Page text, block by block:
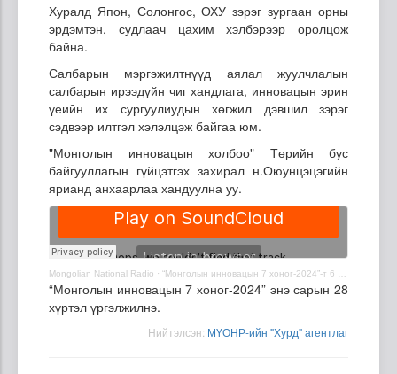
Хуралд Япон, Солонгос, ОХУ зэрэг зургаан орны
эрдэмтэн, судлаач цахим хэлбэрээр оролцож
байна.
Салбарын мэргэжилтнүүд аялал жуулчлалын
салбарын ирээдүйн чиг хандлага, инновацын эрин
үеийн их сургуулиудын хөгжил дэвшил зэрэг
сэдвээр илтгэл хэлэлцэж байгаа юм.
"Монголын инновацын холбоо" Төрийн бус
байгууллагын гүйцэтгэх захирал н.Оюунцэцэгийн
ярианд анхаарлаа хандуулна уу.
Mongolian National Radio · “Монголын инновацын 7 хоног-2024”-т 6 орны эрдэмтэн, судлаачид цахимаар оролцож байна
“Монголын инновацын 7 хоног-2024” энэ сарын 28
хүртэл үргэлжилнэ.
Нийтэлсэн: МҮОНР-ийн "Хурд" агентлаг